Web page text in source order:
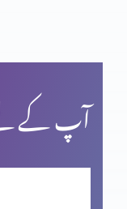
بائبل کی
آپ کے